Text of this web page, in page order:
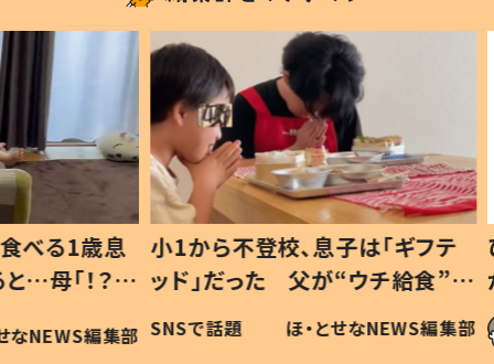
歳息
？」
編集部
小1から不登校、息子は「ギフテ
ッド」だった 父が“ウチ給食”を
作り続ける理由とは #令和の親
#令和の子
SNSで話題 ほ・とせなNEWS編集部
ひ孫
が、抱
「涙が
い」